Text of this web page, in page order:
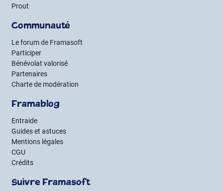
Prout
Communauté
Le forum de Framasoft
Participer
Bénévolat valorisé
Partenaires
Charte de modération
Framablog
Entraide
Guides et astuces
Mentions légales
CGU
Crédits
Suivre Framasoft